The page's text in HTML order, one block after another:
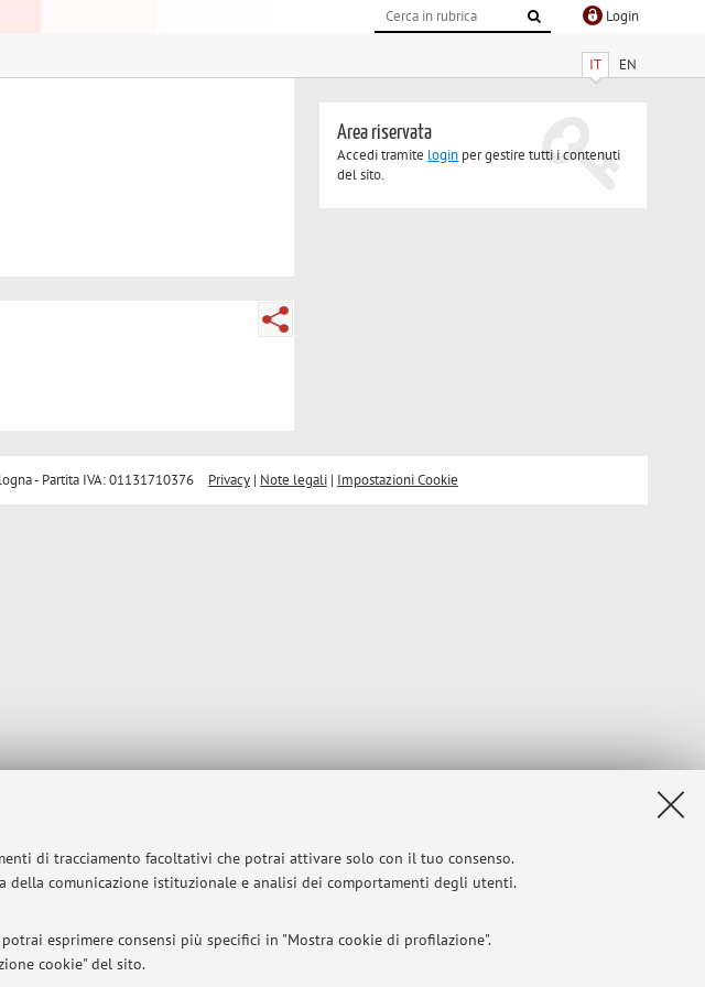
di tracciamento facoltativi che potrai attivare solo con il tuo consenso.
comunicazione istituzionale e analisi dei comportamenti degli utenti.
esprimere consensi più specifici in "Mostra cookie di profilazione".
cookie" del sito.
Login
IT EN
Area riservata
Accedi tramite login per gestire tutti i contenuti
del sito.
- Partita IVA: 01131710376 Privacy| Note legali| Impostazioni Cookie